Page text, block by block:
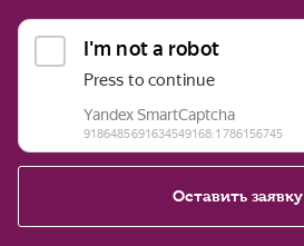
Оставить заявку